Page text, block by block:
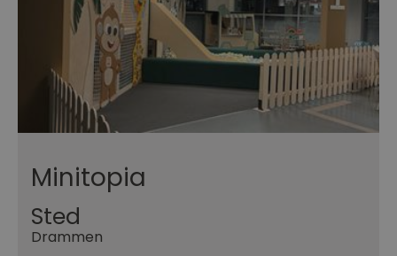
Minitopia
Sted
Drammen